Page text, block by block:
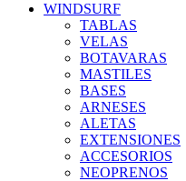
WINDSURF
TABLAS
VELAS
BOTAVARAS
MASTILES
BASES
ARNESES
ALETAS
EXTENSIONES
ACCESORIOS
NEOPRENOS